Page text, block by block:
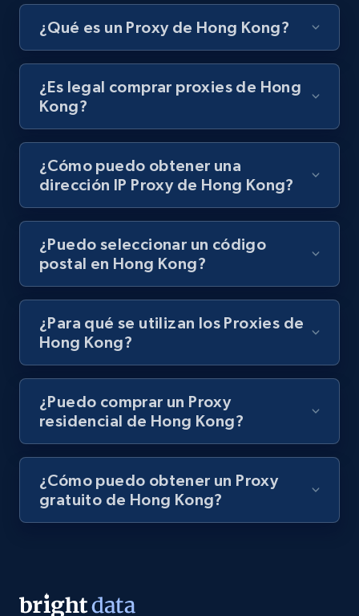
¿Qué es un Proxy de Hong Kong?
¿Es legal comprar proxies de Hong
Kong?
¿Cómo puedo obtener una
dirección IP Proxy de Hong Kong?
¿Puedo seleccionar un código
postal en Hong Kong?
¿Para qué se utilizan los Proxies de
Hong Kong?
¿Puedo comprar un Proxy
residencial de Hong Kong?
¿Cómo puedo obtener un Proxy
gratuito de Hong Kong?